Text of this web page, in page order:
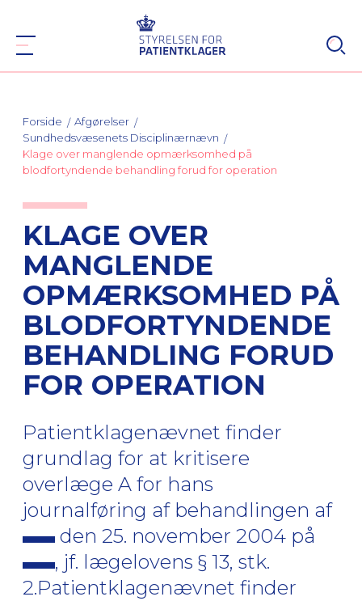
Forside
Afgørelser
Sundhedsvæsenets Disciplinærnævn
Klage over manglende opmærksomhed på
blodfortyndende behandling forud for operation
KLAGE OVER
MANGLENDE
OPMÆRKSOMHED PÅ
BLODFORTYNDENDE
BEHANDLING FORUD
FOR OPERATION
Patientklagenævnet finder
grundlag for at kritisere
overlæge A for hans
journalføring af behandlingen af
den 25. november 2004 på
, jf. lægelovens § 13, stk.
2.Patientklagenævnet finder